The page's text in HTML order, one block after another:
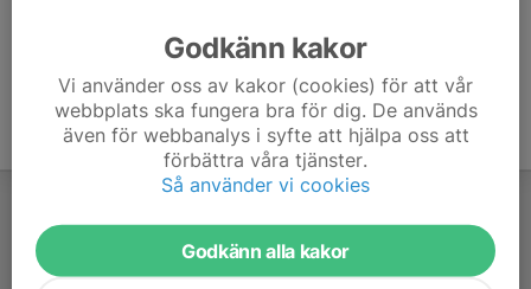
Godkänn kakor
Vi använder oss av kakor (cookies) för att vår
webbplats ska fungera bra för dig. De används
även för webbanalys i syfte att hjälpa oss att
förbättra våra tjänster.
Så använder vi cookies
Godkänn alla kakor